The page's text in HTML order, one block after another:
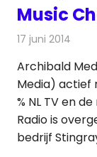
Music
17 juni 2014
Archibald
Media) actief
% NL TV en
Radio is
bedrijf